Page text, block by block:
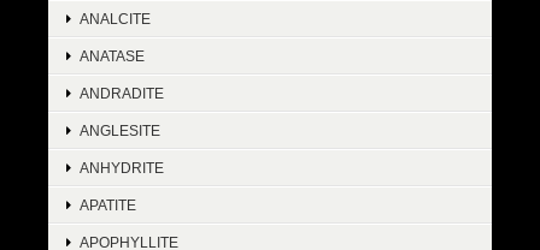
ANALCITE
ANATASE
ANDRADITE
ANGLESITE
ANHYDRITE
APATITE
APOPHYLLITE